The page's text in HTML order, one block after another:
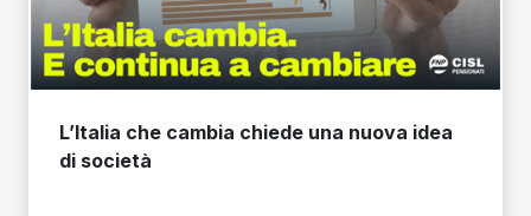
L’Italia che cambia chiede una nuova idea
di società